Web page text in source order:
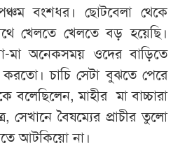
বংশধর। ছোটবেলা থেকে
খেলতে খেলতে বড় হয়েছি।
মা অনেকসময় ওদের বাড়িতে
চাচি সেটা বুঝতে পেরে
মাহীর মা বাচ্চারা
বৈষম্যের প্রাচীর তুলো
আটকিয়ো না।